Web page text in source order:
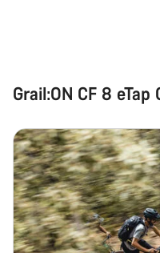
Grail:ON CF 8